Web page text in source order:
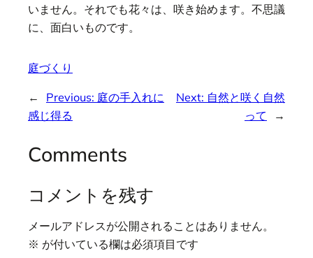
いません。それでも花々は、咲き始めます。不思議
に、面白いものです。
庭づくり
← Previous: 庭の手入れに
感じ得る
Next: 自然と咲く自然
って
→
Comments
コメントを残す
メールアドレスが公開されることはありません。
※ が付いている欄は必須項目です